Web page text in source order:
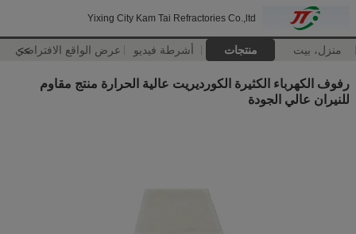
Yixing City Kam Tai Refractories Co.,ltd
منزل، بيت منتجات أشرطة فيديو عرض الواقع الافتراضي
>>
رفوف الكهرباء الكثيرة الكورديريت عالية الحرارة منتج مقاوم
للنيران عالي الجودة